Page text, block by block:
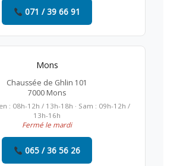
071 / 39 66 91
Mons
Chaussée de Ghlin 101
7000 Mons
: 08h-12h / 13h-18h · Sam : 09h-12h /
13h-16h
Fermé le mardi
065 / 36 56 26